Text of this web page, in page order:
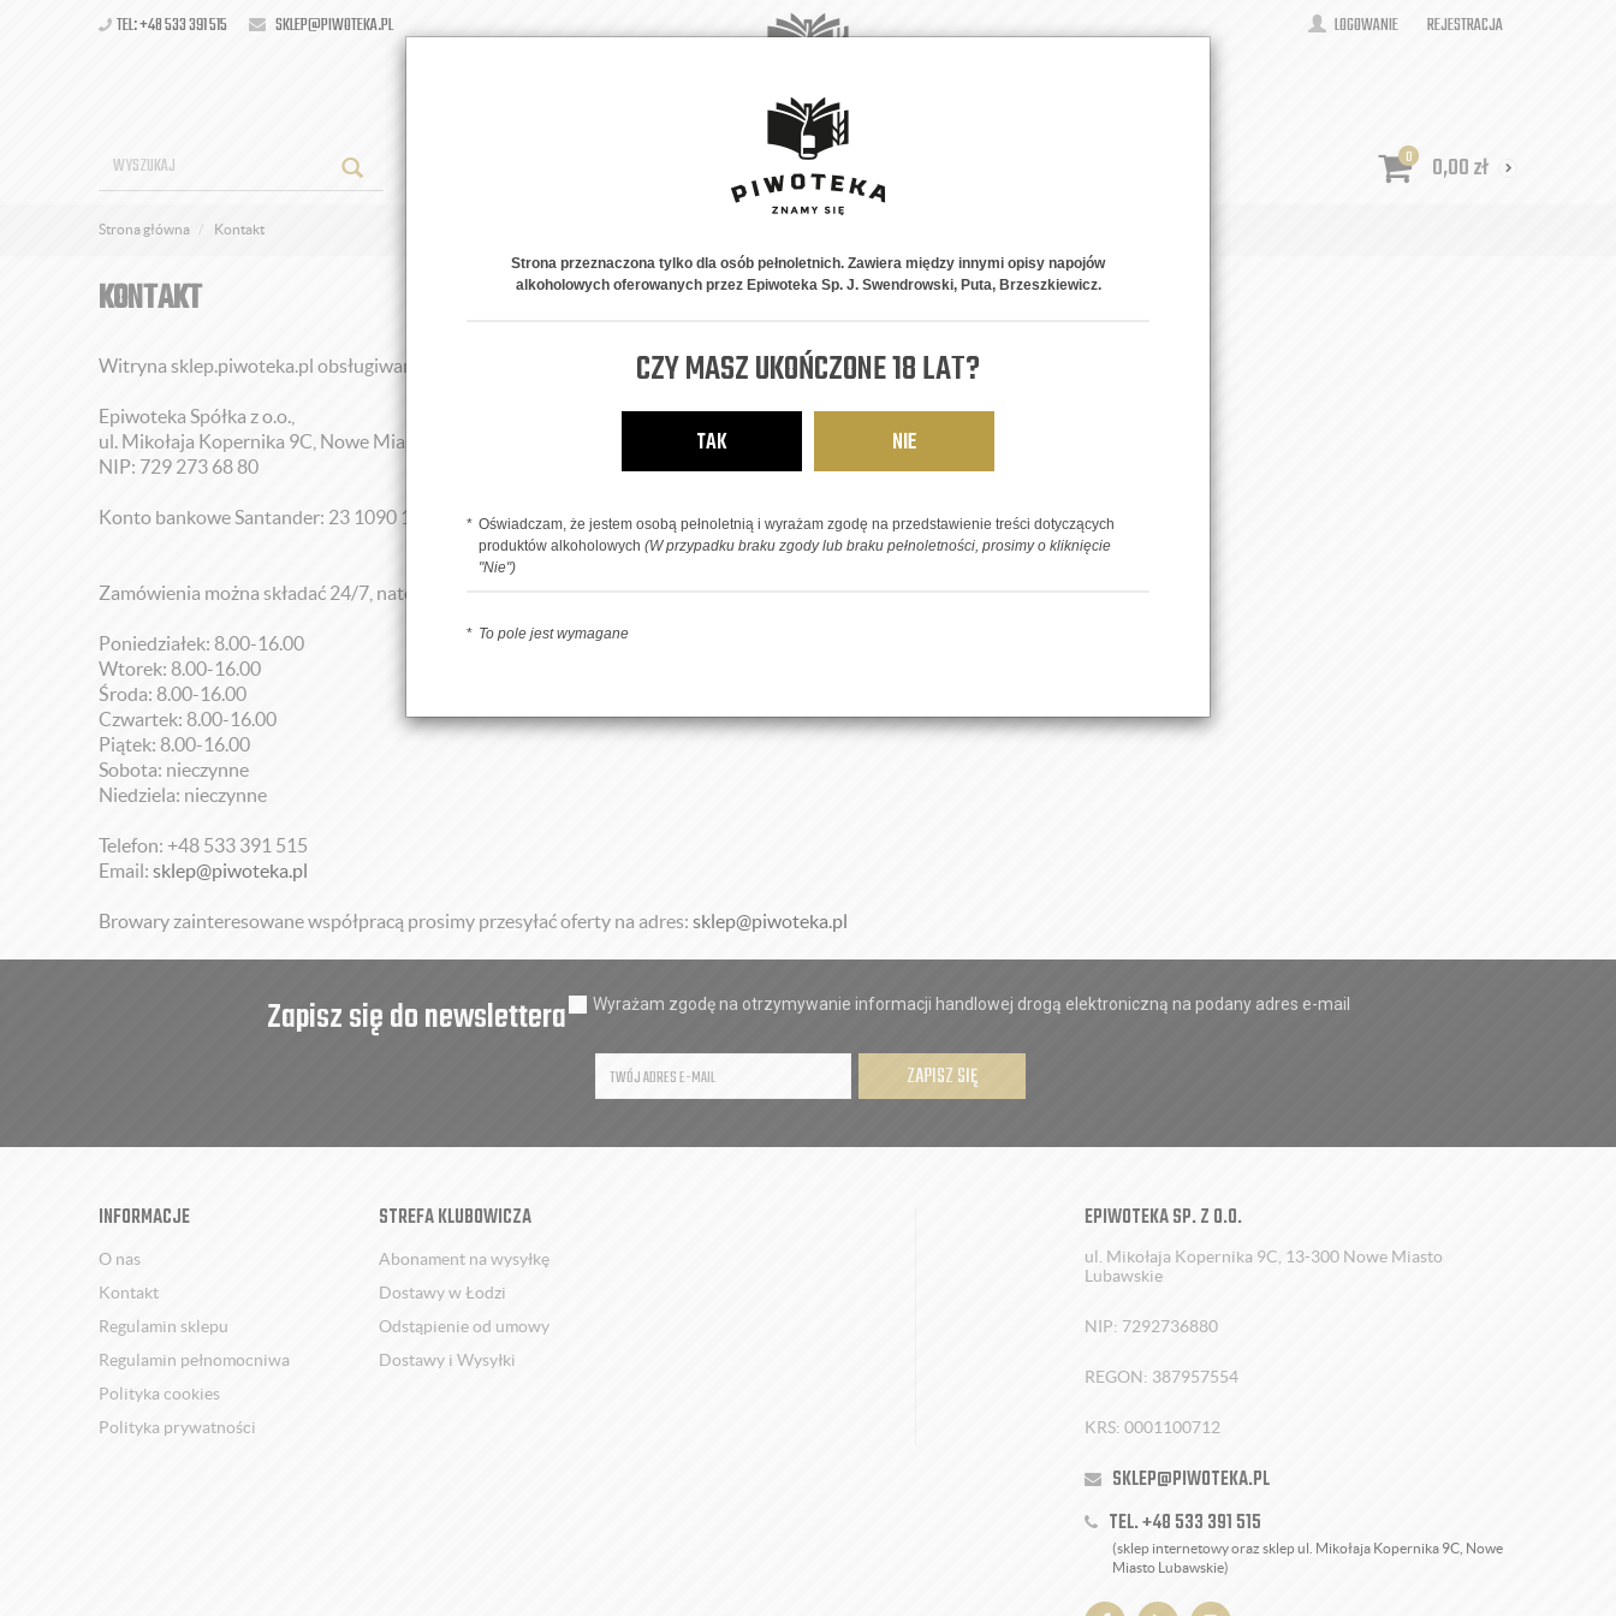
TEL: +48 533 391 515 SKLEP@PIWOTEKA.PL LOGOWANIE REJESTRACJA
PIWNE STYLE NA PREZENT 0 0,00zł
Strona główna Kontakt
KONTAKT
Witryna sklep.piwoteka.pl obsługiwana jest przez firmę:
Epiwoteka Spółka z o.o.,
ul. Mikołaja Kopernika 9C, Nowe Miasto Lubawskim 13-300
NIP: 729 273 68 80
Konto bankowe Santander: 23 1090 1304 0000 0001 4749 5453
Zamówienia można składać 24/7, natomiast punkt odbioru osobistego Nowe Miasto Lubawskie ul. Mikołaja Kopernika 9
Poniedziałek: 8.00-16.00
Wtorek: 8.00-16.00
Środa: 8.00-16.00
Czwartek: 8.00-16.00
Piątek: 8.00-16.00
Sobota: nieczynne
Niedziela: nieczynne
Telefon: +48 533 391 515
Email: sklep@piwoteka.pl
Browary zainteresowane współpracą prosimy przesyłać oferty na adres: sklep@piwoteka.pl
Zapisz się do newslettera Wyrażam zgodę na otrzymywanie informacji handlowej drogą elektroniczną na podany adres e-mail
ZAPISZ SIĘ
INFORMACJE
O nas
Kontakt
Regulamin sklepu
Regulamin pełnomocniwa
Polityka cookies
Polityka prywatności
STREFA KLUBOWICZA
Abonament na wysyłkę
Dostawy w Łodzi
Odstąpienie od umowy
Dostawy i Wysyłki
EPIWOTEKA SP. Z O.O.
ul. Mikołaja Kopernika 9C, 13-300 Nowe Miasto
Lubawskie
NIP: 7292736880
REGON: 387957554
KRS: 0001100712
SKLEP@PIWOTEKA.PL
TEL. +48 533 391 515
(sklep internetowy oraz sklep ul. Mikołaja Kopernika 9C, Nowe
Miasto Lubawskie)
Strona przeznaczona tylko dla osób pełnoletnich. Zawiera między innymi opisy napojów
alkoholowych oferowanych przez Epiwoteka Sp. J. Swendrowski, Puta, Brzeszkiewicz.
CZY MASZ UKOŃCZONE 18 LAT?
TAK NIE
Oświadczam, że jestem osobą pełnoletnią i wyrażam zgodę na przedstawienie treści dotyczących
produktów alkoholowych (W przypadku braku zgody lub braku pełnoletności, prosimy o kliknięcie
"Nie")
To pole jest wymagane